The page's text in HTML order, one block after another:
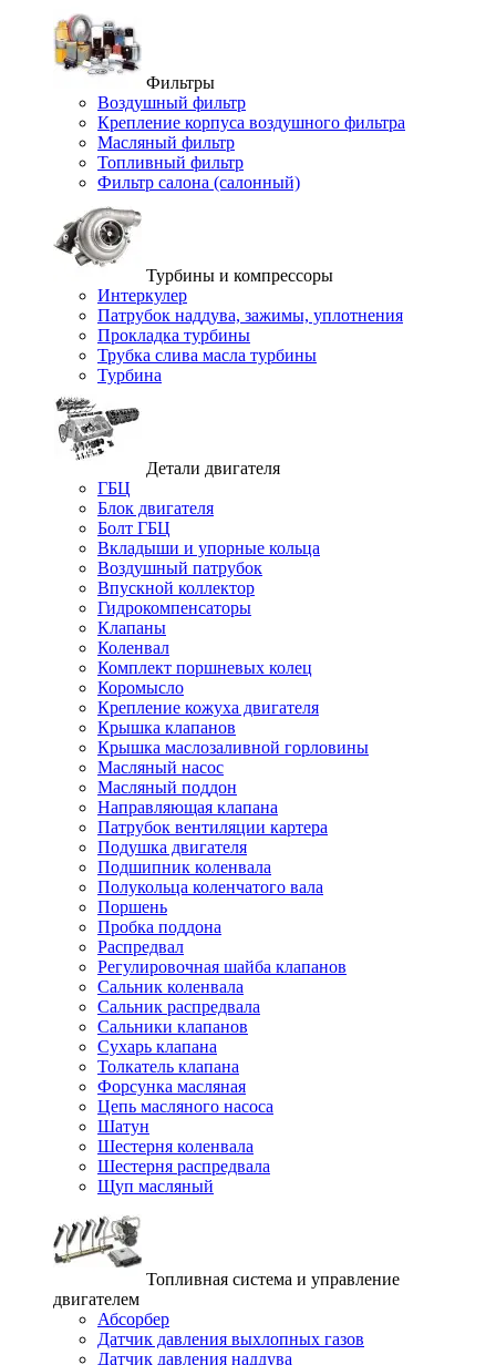
Фильтры
Воздушный фильтр
Крепление корпуса воздушного фильтра
Масляный фильтр
Топливный фильтр
Фильтр салона (салонный)
Турбины и компрессоры
Интеркулер
Патрубок наддува, зажимы, уплотнения
Прокладка турбины
Трубка слива масла турбины
Турбина
Детали двигателя
ГБЦ
Блок двигателя
Болт ГБЦ
Вкладыши и упорные кольца
Воздушный патрубок
Впускной коллектор
Гидрокомпенсаторы
Клапаны
Коленвал
Комплект поршневых колец
Коромысло
Крепление кожуха двигателя
Крышка клапанов
Крышка маслозаливной горловины
Масляный насос
Масляный поддон
Направляющая клапана
Патрубок вентиляции картера
Подушка двигателя
Подшипник коленвала
Полукольца коленчатого вала
Поршень
Пробка поддона
Распредвал
Регулировочная шайба клапанов
Сальник коленвала
Сальник распредвала
Сальники клапанов
Сухарь клапана
Толкатель клапана
Форсунка масляная
Цепь масляного насоса
Шатун
Шестерня коленвала
Шестерня распредвала
Щуп масляный
Топливная система и управление
двигателем
Абсорбер
Датчик давления выхлопных газов
Датчик давления наддува